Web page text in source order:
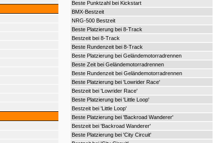
Beste Punktzahl bei Kickstart
BMX-Bestzeit
NRG-500 Bestzeit
Beste Platzierung bei 8-Track
Bestzeit bei 8-Track
Beste Rundenzeit bei 8-Track
Beste Platzierung bei Geländemotorradrennen
Beste Zeit bei Geländemotorradrennen
Beste Rundenzeit bei Geländemotorradrennen
Beste Platzierung bei 'Lowrider Race'
Bestzeit bei 'Lowrider Race'
Beste Platzierung bei 'Little Loop'
Bestzeit bei 'Little Loop'
Beste Platzierung bei 'Backroad Wanderer'
Bestzeit bei 'Backroad Wanderer'
Beste Platzierung bei 'City Circuit'